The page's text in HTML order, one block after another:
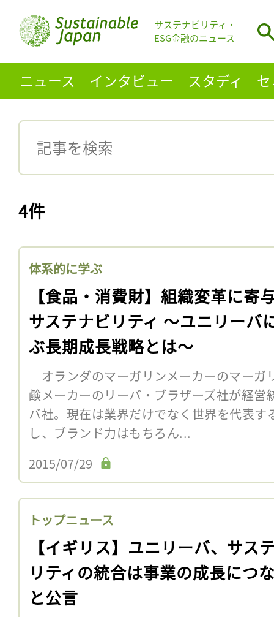
サステナビリティ・
ESG金融のニュース
ニュース インタビュー スタディ
4件
体系的に学ぶ
【食品・消費財】組織変革に寄
サステナビリティ 〜ユニリーバ
ぶ長期成長戦略とは〜
オランダのマーガリンメーカーのマーガ
鹸メーカーのリーバ・ブラザーズ社が経営
バ社。現在は業界だけでなく世界を代表す
し、ブランド力はもちろん...
2015/07/29
トップニュース
【イギリス】ユニリーバ、サス
リティの統合は事業の成長につ
と公言